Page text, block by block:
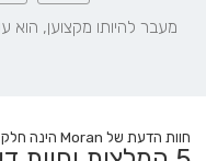
חוות הדעת של Moran הינה חלק מתוך